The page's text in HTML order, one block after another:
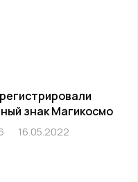
знак Магикосмо
16.05.2022